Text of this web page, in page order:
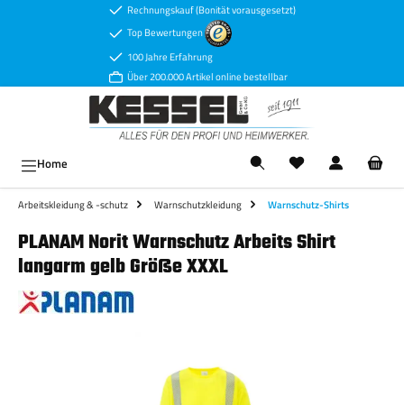
Zum Hauptinhalt springenRechnungskauf (Bonität vorausgesetzt)
Top Bewertungen
100 Jahre Erfahrung
Über 200.000 Artikel online bestellbar
Home
Arbeitskleidung & -schutz Warnschutzkleidung Warnschutz-Shirts
PLANAM Norit Warnschutz Arbeits Shirt
langarm gelb Größe XXXL